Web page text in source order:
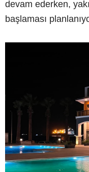
devam ederken,
başlaması